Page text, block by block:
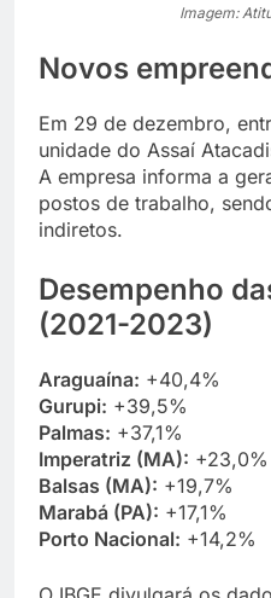
Imagem:
Novos
Em 29 de dezembro,
unidade do Assaí
A empresa informa a
postos de trabalho,
indiretos.
Desempenho
(2021-2023)
Araguaína: +40,4%
Gurupi: +39,5%
Palmas: +37,1%
Imperatriz (MA): +23,0%
Balsas (MA): +19,7%
Marabá (PA): +17,1%
Porto Nacional: +14,2%